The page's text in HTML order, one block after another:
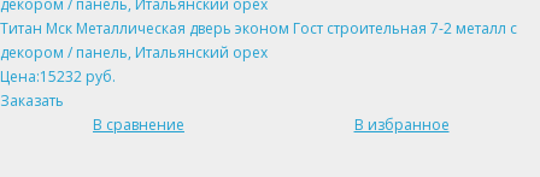
Титан Мск Металлическая дверь эконом Гост строительная 7-2 металл с
декором / панель, Итальянский орех
Цена:15232 руб.
Заказать
В сравнение
В избранное